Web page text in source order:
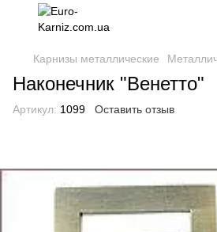
Карнизы металлические
Наконечник "Венетто"
Артикул: 1099 Оставить отзыв